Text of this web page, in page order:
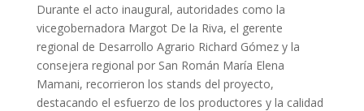
Durante el acto inaugural, autoridades como la
vicegobernadora Margot De la Riva, el gerente
regional de Desarrollo Agrario Richard Gómez y la
consejera regional por San Román María Elena
Mamani, recorrieron los stands del proyecto,
destacando el esfuerzo de los productores y la calidad